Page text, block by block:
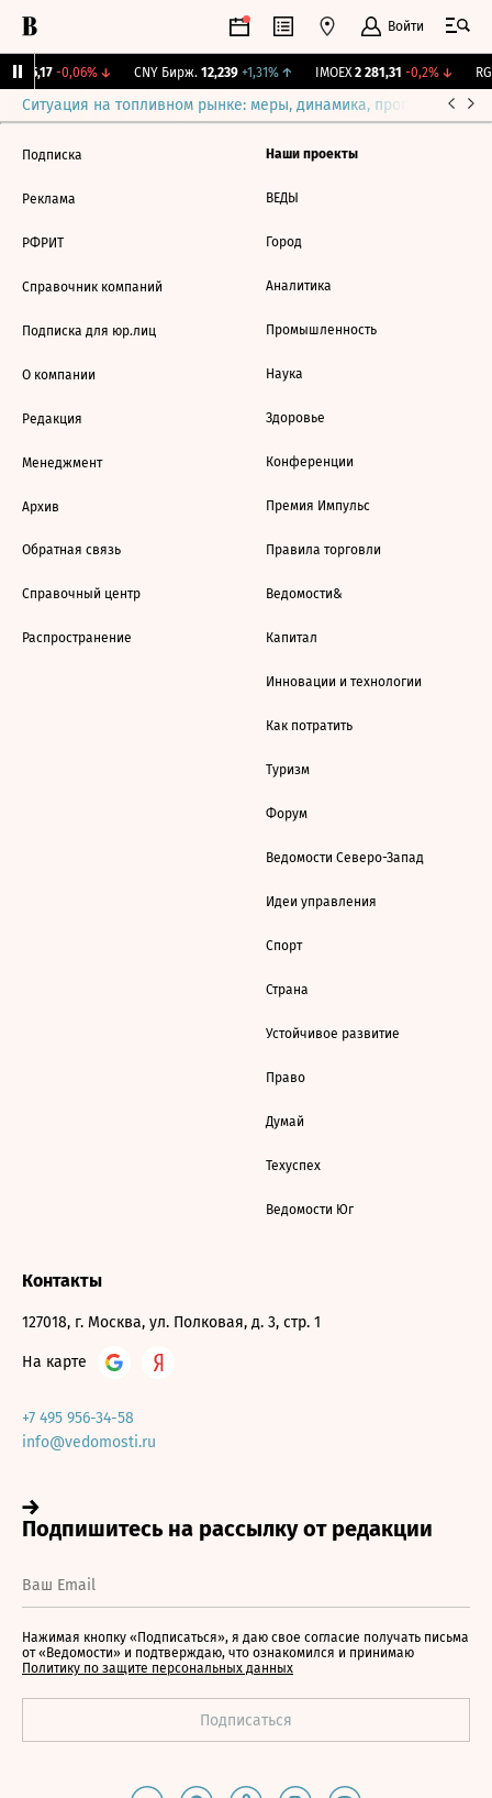
Войти
115,17 -0,06%↓ CNY Бирж. 12,239 +1,31%↑ IMOEX 2 281,31 -0,2%↓
Ситуация на топливном рынке: меры, динамика, прогнозы
Подписка
Реклама
РФРИТ
Справочник компаний
Подписка для юр.лиц
О компании
Редакция
Менеджмент
Архив
Обратная связь
Справочный центр
Распространение
Наши проекты
ВЕДЫ
Город
Аналитика
Промышленность
Наука
Здоровье
Конференции
Премия Импульс
Правила торговли
Ведомости&
Капитал
Инновации и технологии
Как потратить
Туризм
Форум
Ведомости Северо-Запад
Идеи управления
Спорт
Страна
Устойчивое развитие
Право
Думай
Техуспех
Ведомости Юг
Контакты
127018, г. Москва, ул. Полковая, д. 3, стр. 1
На карте
+7 495 956-34-58
info@vedomosti.ru
Нажимая кнопку «Подписаться», я даю свое согласие получать письма
от «Ведомости» и подтверждаю, что ознакомился и принимаю
Политику по защите персональных данных